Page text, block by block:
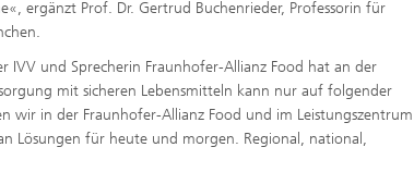
ergänzt Prof. Dr. Gertrud Buchenrieder, Professorin für
IVV und Sprecherin Fraunhofer-Allianz Food hat an der
mit sicheren Lebensmitteln kann nur auf folgender
wir in der Fraunhofer-Allianz Food und im Leistungszentrum
Lösungen für heute und morgen. Regional, national,